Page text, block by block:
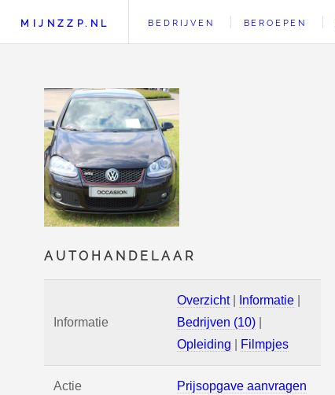
AUTOHANDELAAR
Informatie
Overzicht| Informatie
Bedrijven (10)
Opleiding
Filmpjes
Actie Prijsopgave aanvragen
MIJNZZP.NL BEDRIJVEN BEROEPEN